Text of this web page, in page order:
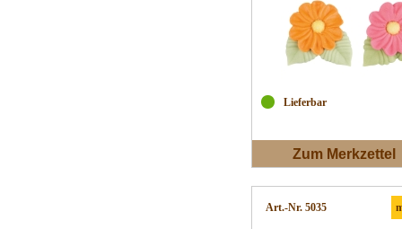
Lieferbar
Zum Merkzettel
Art.-Nr. 5035